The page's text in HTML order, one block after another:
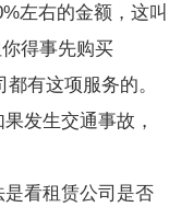
左右的金额，这叫
得事先购买
有这项服务的。
发生交通事故，
看租赁公司是否